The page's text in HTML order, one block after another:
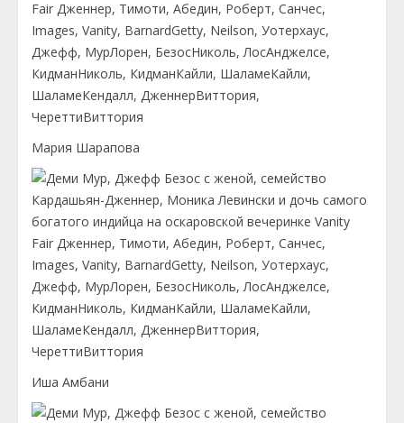
Мария Шарапова
Иша Амбани